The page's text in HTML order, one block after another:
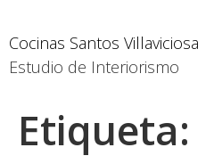
Cocinas Santos Villaviciosa
Estudio de Interiorismo
Etiqueta: